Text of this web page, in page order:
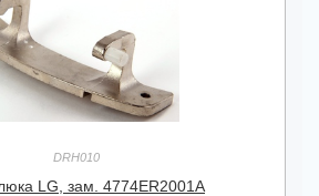
DRH010
LG, зам. 4774ER2001A